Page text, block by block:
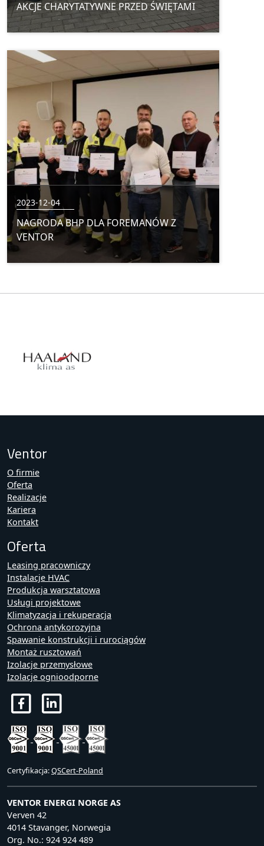
AKCJE CHARYTATYWNE PRZED ŚWIĘTAMI
2023-12-04
NAGRODA BHP DLA FOREMANÓW Z
VENTOR
Ventor
O firmie
Oferta
Realizacje
Kariera
Kontakt
Oferta
Leasing pracowniczy
Instalacje HVAC
Produkcja warsztatowa
Usługi projektowe
Klimatyzacja i rekuperacja
Ochrona antykorozyjna
Spawanie konstrukcji i rurociągów
Montaż rusztowań
Izolacje przemysłowe
Izolacje ognioodporne
Certyfikacja:QSCert-Poland
VENTOR ENERGI NORGE AS
Verven 42
4014 Stavanger, Norwegia
Org. No.: 924 924 489